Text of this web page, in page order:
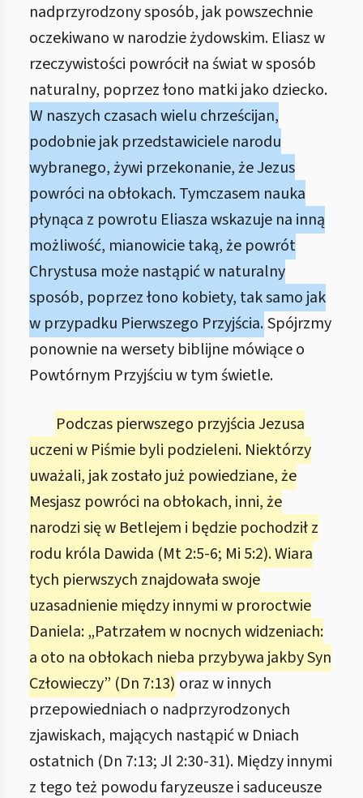
nadprzyrodzony sposób, jak powszechnie
oczekiwano w narodzie żydowskim. Eliasz w
rzeczywistości powrócił na świat w sposób
naturalny, poprzez łono matki jako dziecko.
W naszych czasach wielu chrześcijan,
podobnie jak przedstawiciele narodu
wybranego, żywi przekonanie, że Jezus
powróci na obłokach. Tymczasem nauka
płynąca z powrotu Eliasza wskazuje na inną
możliwość, mianowicie taką, że powrót
Chrystusa może nastąpić w naturalny
sposób, poprzez łono kobiety, tak samo jak
w przypadku Pierwszego Przyjścia.Spójrzmy
ponownie na wersety biblijne mówiące o
Powtórnym Przyjściu w tym świetle.
Podczas pierwszego przyjścia Jezusa
uczeni w Piśmie byli podzieleni. Niektórzy
uważali, jak zostało już powiedziane, że
Mesjasz powróci na obłokach, inni, że
narodzi się w Betlejem i będzie pochodził z
rodu króla Dawida (Mt 2:5-6; Mi 5:2). Wiara
tych pierwszych znajdowała swoje
uzasadnienie między innymi w proroctwie
Daniela: „Patrzałem w nocnych widzeniach:
a oto na obłokach nieba przybywa jakby Syn
Człowieczy” (Dn 7:13) oraz w innych
przepowiedniach o nadprzyrodzonych
zjawiskach, mających nastąpić w Dniach
ostatnich (Dn 7:13; Jl 2:30-31). Między innymi
z tego też powodu faryzeusze i saduceusze